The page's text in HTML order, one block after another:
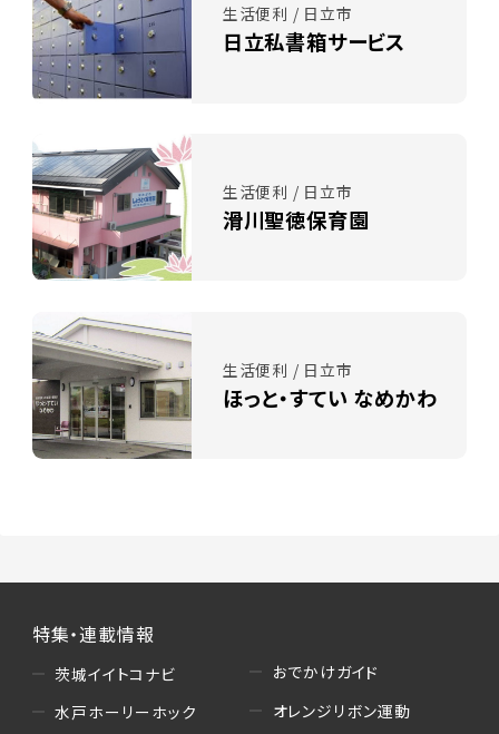
生活便利 / 日立市
日立私書箱サービス
生活便利 / 日立市
滑川聖徳保育園
生活便利 / 日立市
ほっと・すてい なめかわ
特集・連載情報
茨城イイトコナビ
水戸ホーリーホック
おでかけガイド
オレンジリボン運動